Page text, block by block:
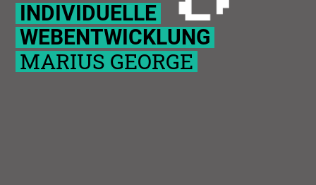
INDIVIDUELLE
WEBENTWICKLUNG
MARIUS GEORGE